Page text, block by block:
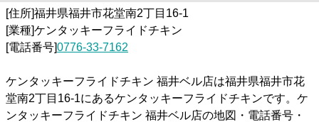
[住所]福井県福井市花堂南2丁目16-1
[業種]ケンタッキーフライドチキン
[電話番号]0776-33-7162
ケンタッキーフライドチキン 福井ベル店は福井県福井市花
堂南2丁目16-1にあるケンタッキーフライドチキンです。ケ
ンタッキーフライドチキン 福井ベル店の地図・電話番号・